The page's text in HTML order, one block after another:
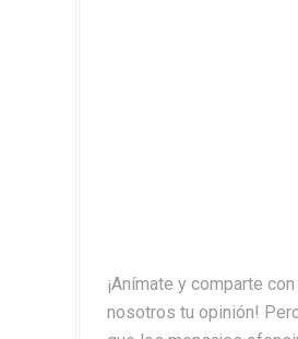
¡Anímate y comparte
nosotros tu opinión!